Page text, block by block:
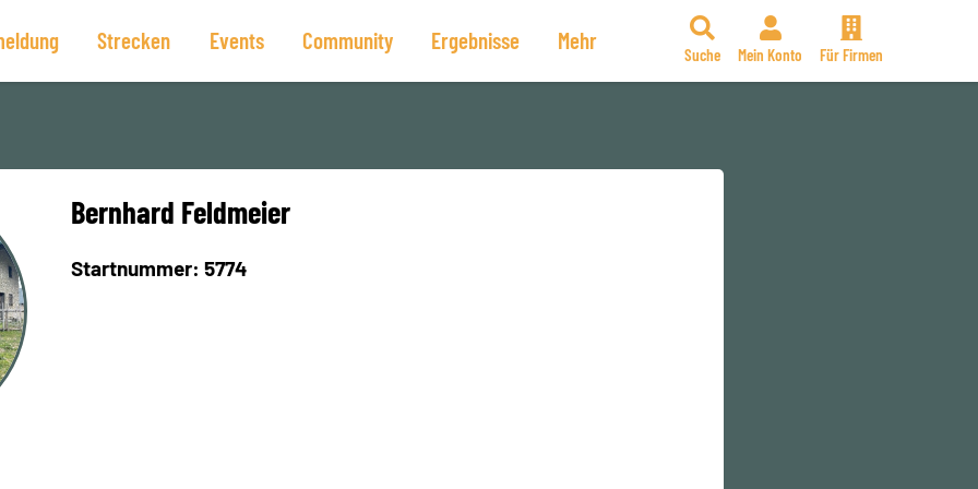
Strecken Events Community Ergebnisse Mehr
Suche Mein Konto Für Firmen
Bernhard Feldmeier
Startnummer: 5774